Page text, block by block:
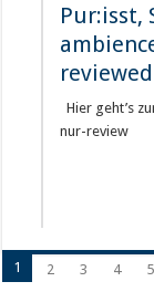
Pur:isst,
Hier geht’s
nur-review
1 2 3 4 5